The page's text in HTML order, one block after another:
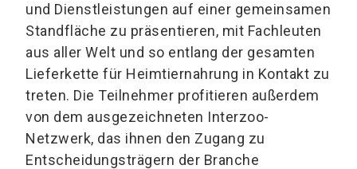
und Dienstleistungen auf einer gemeinsamen
Standfläche zu präsentieren, mit Fachleuten
aus aller Welt und so entlang der gesamten
Lieferkette für Heimtiernahrung in Kontakt zu
treten. Die Teilnehmer profitieren außerdem
von dem ausgezeichneten Interzoo-
Netzwerk, das ihnen den Zugang zu
Entscheidungsträgern der Branche